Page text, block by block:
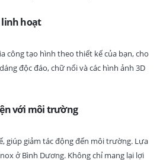
linh hoạt
công tạo hình theo thiết kế của bạn, cho
độc đáo, chữ nổi và các hình ảnh 3D
với môi trường
giúp giảm tác động đến môi trường. Lựa
ở Bình Dương. Không chỉ mang lại lợi